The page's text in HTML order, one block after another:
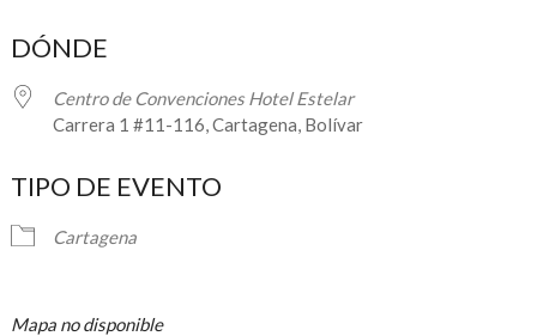
DÓNDE
Centro de Convenciones Hotel Estelar
Carrera 1 #11-116, Cartagena, Bolívar
TIPO DE EVENTO
Cartagena
Mapa no disponible